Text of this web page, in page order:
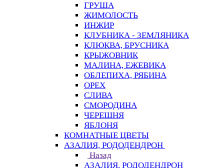
ГРУША
ЖИМОЛОСТЬ
ИНЖИР
КЛУБНИКА - ЗЕМЛЯНИКА
КЛЮКВА, БРУСНИКА
КРЫЖОВНИК
МАЛИНА, ЕЖЕВИКА
ОБЛЕПИХА, РЯБИНА
ОРЕХ
СЛИВА
СМОРОДИНА
ЧЕРЕШНЯ
ЯБЛОНЯ
КОМНАТНЫЕ ЦВЕТЫ
АЗАЛИЯ, РОДОДЕНДРОН
Назад
АЗАЛИЯ, РОДОДЕНДРОН